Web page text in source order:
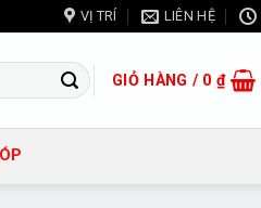
VỊ TRÍ LIÊN HỆ
GIỎ HÀNG / 0 ₫